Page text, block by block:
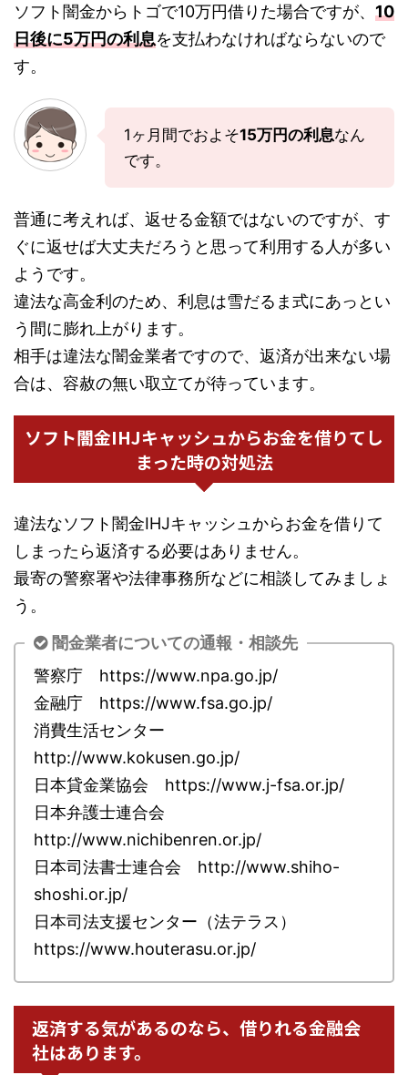
ソフト闇金からトゴで10万円借りた場合ですが、 10
日後に5万円の利息を支払わなければならないので
す。
1ヶ月間でおよそ15万円の利息なん
です。
普通に考えれば、返せる金額ではないのですが、す
ぐに返せば大丈夫だろうと思って利用する人が多い
ようです。
違法な高金利のため、利息は雪だるま式にあっとい
う間に膨れ上がります。
相手は違法な闇金業者ですので、返済が出来ない場
合は、容赦の無い取立てが待っています。
ソフト闇金IHJキャッシュからお金を借りてし
まった時の対処法
違法なソフト闇金IHJキャッシュからお金を借りて
しまったら返済する必要はありません。
最寄の警察署や法律事務所などに相談してみましょ
う。
闇金業者についての通報・相談先
警察庁 https://www.npa.go.jp/
金融庁 https://www.fsa.go.jp/
消費生活センター
http://www.kokusen.go.jp/
日本貸金業協会 https://www.j-fsa.or.jp/
日本弁護士連合会
http://www.nichibenren.or.jp/
日本司法書士連合会 http://www.shiho-
shoshi.or.jp/
日本司法支援センター（法テラス）
https://www.houterasu.or.jp/
返済する気があるのなら、借りれる金融会
社はあります。